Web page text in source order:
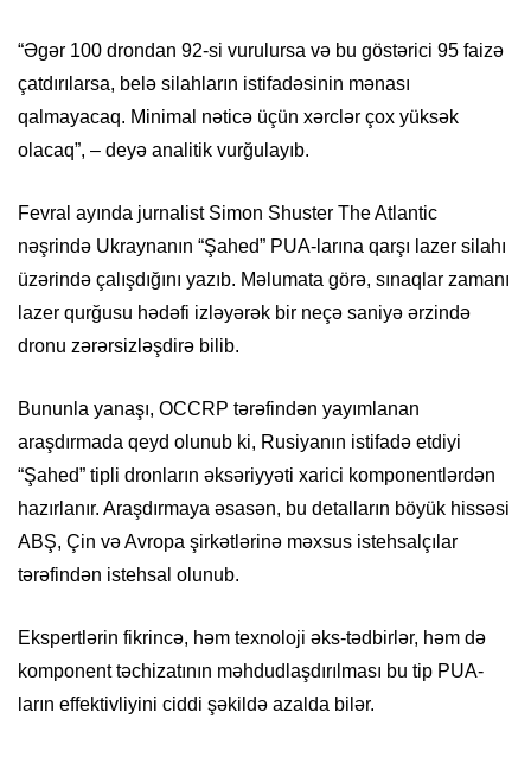
“Əgər 100 drondan 92-si vurulursa və bu göstərici 95 faizə
çatdırılarsa, belə silahların istifadəsinin mənası
qalmayacaq. Minimal nəticə üçün xərclər çox yüksək
olacaq”, – deyə analitik vurğulayıb.
Fevral ayında jurnalist Simon Shuster The Atlantic
nəşrində Ukraynanın “Şahed” PUA-larına qarşı lazer silahı
üzərində çalışdığını yazıb. Məlumata görə, sınaqlar zamanı
lazer qurğusu hədəfi izləyərək bir neçə saniyə ərzində
dronu zərərsizləşdirə bilib.
Bununla yanaşı, OCCRP tərəfindən yayımlanan
araşdırmada qeyd olunub ki, Rusiyanın istifadə etdiyi
“Şahed” tipli dronların əksəriyyəti xarici komponentlərdən
hazırlanır. Araşdırmaya əsasən, bu detalların böyük hissəsi
ABŞ, Çin və Avropa şirkətlərinə məxsus istehsalçılar
tərəfindən istehsal olunub.
Ekspertlərin fikrincə, həm texnoloji əks-tədbirlər, həm də
komponent təchizatının məhdudlaşdırılması bu tip PUA-
ların effektivliyini ciddi şəkildə azalda bilər.